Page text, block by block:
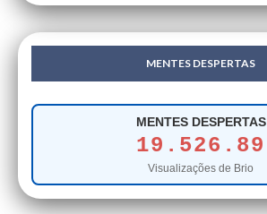
MENTES DESPERTAS
MENTES DESPERTAS
19.526.89
Visualizações de Brio